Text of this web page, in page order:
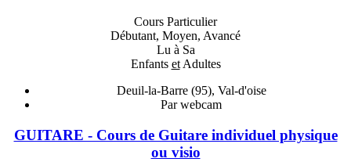
Cours Particulier
Débutant, Moyen, Avancé
Lu à Sa
Enfants etAdultes
Deuil-la-Barre (95), Val-d'oise
Par webcam
GUITARE - Cours de Guitare individuel physique
ou visio